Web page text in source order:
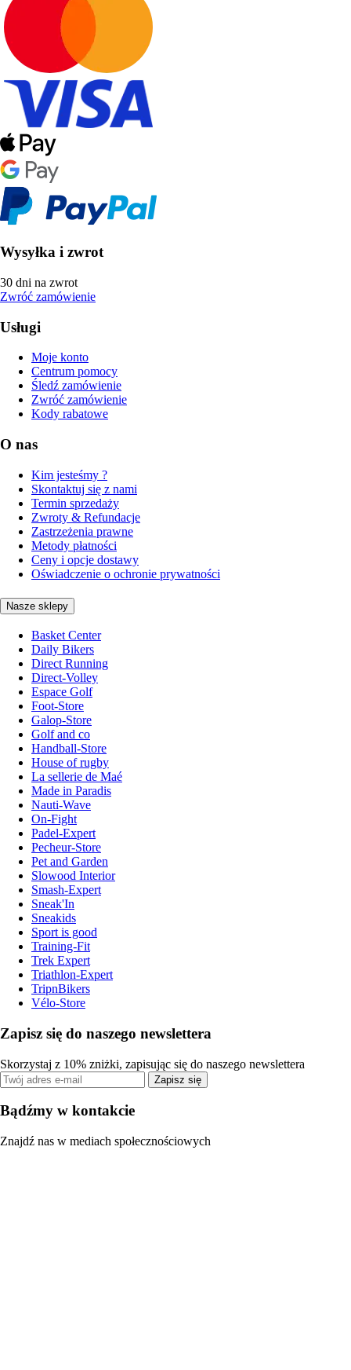
Wysyłka i zwrot
30 dni na zwrot
Zwróć zamówienie
Usługi
Moje konto
Centrum pomocy
Śledź zamówienie
Zwróć zamówienie
Kody rabatowe
O nas
Kim jesteśmy ?
Skontaktuj się z nami
Termin sprzedaży
Zwroty & Refundacje
Zastrzeżenia prawne
Metody płatności
Ceny i opcje dostawy
Oświadczenie o ochronie prywatności
Nasze sklepy
Basket Center
Daily Bikers
Direct Running
Direct-Volley
Espace Golf
Foot-Store
Galop-Store
Golf and co
Handball-Store
House of rugby
La sellerie de Maé
Made in Paradis
Nauti-Wave
On-Fight
Padel-Expert
Pecheur-Store
Pet and Garden
Slowood Interior
Smash-Expert
Sneak'In
Sneakids
Sport is good
Training-Fit
Trek Expert
Triathlon-Expert
TripnBikers
Vélo-Store
Zapisz się do naszego newslettera
Skorzystaj z 10% zniżki, zapisując się do naszego newslettera
Zapisz się
Bądźmy w kontakcie
Znajdź nas w mediach społecznościowych